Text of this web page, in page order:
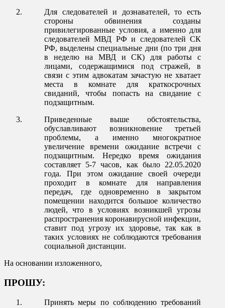
Для следователей и дознавателей, то есть
стороны обвинения созданы
привилегированные условия, а именно для
следователей МВД РФ и следователей СК
РФ, выделены специальные дни (по три дня
в неделю на МВД и СК) для работы с
лицами, содержащимися под стражей, в
связи с этим адвокатам зачастую не хватает
места в комнате для краткосрочных
свиданий, чтобы попасть на свидание с
подзащитным.
Приведенные выше обстоятельства,
обуславливают возникновение третьей
проблемы, а именно многократное
увеличение времени ожидание встречи с
подзащитным. Нередко время ожидания
составляет 5-7 часов, как было 22.05.2020
года. При этом ожидание своей очереди
проходит в комнате для направления
передач, где одновременно в закрытом
помещении находится большое количество
людей, что в условиях возникшей угрозы
распространения коронавирусной инфекции,
ставит под угрозу их здоровье, так как в
таких условиях не соблюдаются требования
социальной дистанции.
На основании изложенного,
ПРОШУ:
Принять меры по соблюдению требований